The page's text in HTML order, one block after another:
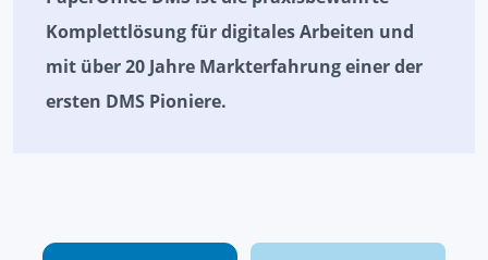
Komplettlösung für digitales Arbeiten und
mit über 20 Jahre Markterfahrung einer der
ersten DMS Pioniere.